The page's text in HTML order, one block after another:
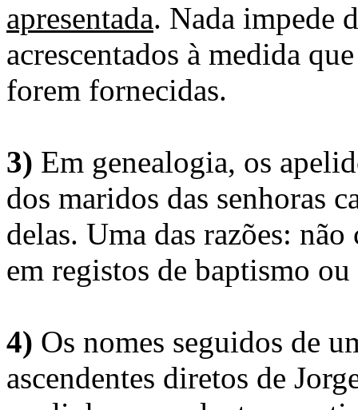
apresentada. Nada impede
acrescentados à medida
forem fornecidas.
3) Em genealogia, os
dos maridos das senhoras
delas. Uma das razões:
em registos de baptismo
4) Os nomes seguidos de
ascendentes diretos de